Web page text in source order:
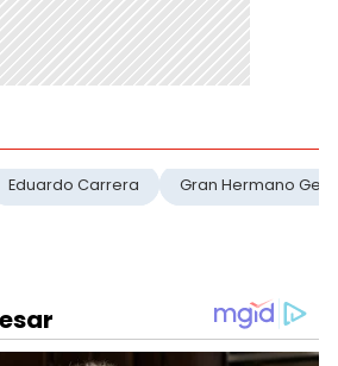
Eduardo Carrera Gran Hermano